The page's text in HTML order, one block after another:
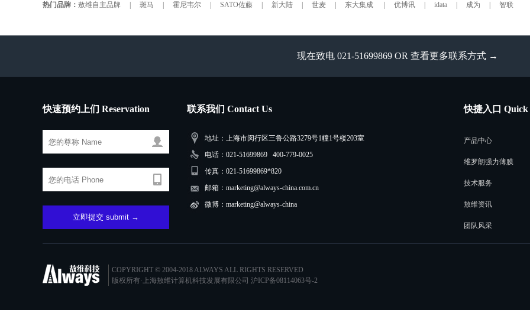
热门品牌： 敖维自主品牌 斑马 霍尼韦尔 SATO佐藤 新大陆 世麦 东大集成 优博讯 idata 成为 智联
现在致电 021-51699869 OR 查看更多联系方式 →
快速预约上们 Reservation 联系我们 Contact Us
地址：上海市闵行区三鲁公路3279号1幢1号楼203室
电话：021-51699869 400-779-0025
传真：021-51699869*820
邮箱：marketing@always-china.com.cn
微博：marketing@always-china
快捷入口
产品中心
维罗朗强力薄膜
技术服务
敖维资讯
团队风采
COPYRIGHT © 2004-2018 ALWAYS ALL RIGHTS RESERVED
版权所有·上海敖维计算机科技发展有限公司 沪ICP备08114063号-2